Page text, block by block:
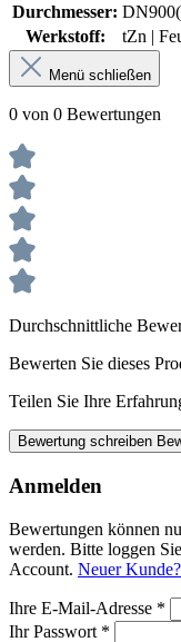
Durchmesser:
Werkstoff:
tZn |
Menü schließen
0 von 0 Bewertungen
Durchschnittliche
Bewerten Sie dieses
Teilen Sie Ihre
Bewertung schreiben
Anmelden
Bewertungen können
werden. Bitte loggen
Account. Neuer Kunde?
Ihre E-Mail-Adresse *
Ihr Passwort *